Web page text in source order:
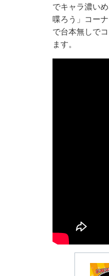
でキャラ濃い
喋ろう」コー
で台本無しで
ます。